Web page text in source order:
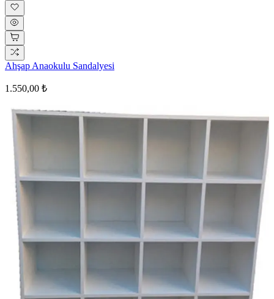
Ahşap Anaokulu Sandalyesi
1.550,00 ₺